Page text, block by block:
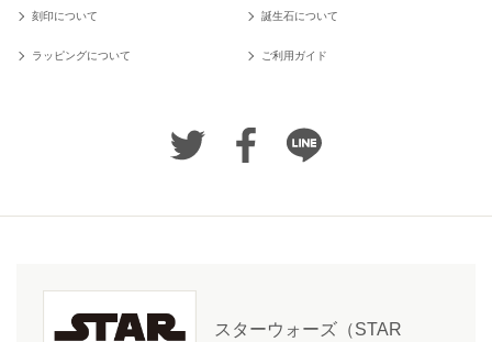
刻印について 誕生石について
ラッピングについて ご利用ガイド
スターウォーズ（STAR